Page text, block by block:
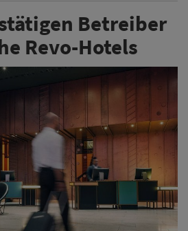
Betreiber
Revo-Hotels